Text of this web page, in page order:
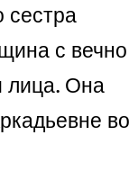
сестра
с вечно
лица. Она
во